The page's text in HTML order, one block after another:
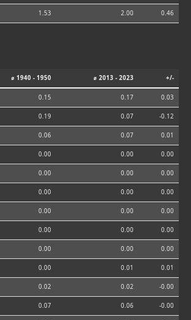
1.53 2.00 0.46
⌀ 1940 - 1950 ⌀ 2013 - 2023 +/-
0.15 0.17 0.03
0.19 0.07 -0.12
0.06 0.07 0.01
0.00 0.00 0.00
0.00 0.00 0.00
0.00 0.00 0.00
0.00 0.00 0.00
0.00 0.00 0.00
0.00 0.00 0.00
0.00 0.01 0.01
0.02 0.02 -0.00
0.07 0.06 -0.00